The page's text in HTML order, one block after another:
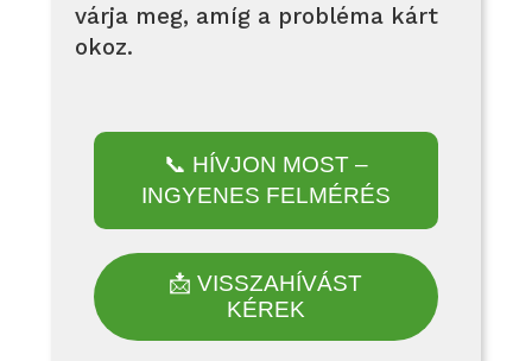
várja meg, amíg a probléma kárt
okoz.
📞 HÍVJON MOST –
INGYENES FELMÉRÉS
📩 VISSZAHÍVÁST
KÉREK